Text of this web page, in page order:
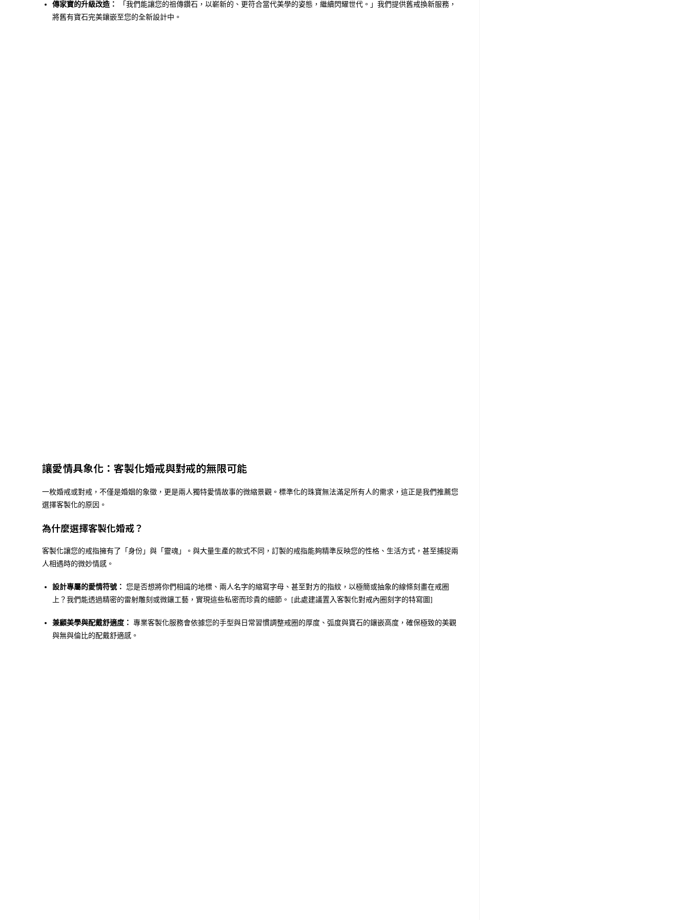
傳家寶的升級改造：
「我們能讓您的祖傳鑽石，以嶄新的、更符合當代美學的姿態，繼續閃耀世代。」我們提供舊戒換新服務，
將舊有寶石完美鑲嵌至您的全新設計中。
讓愛情具象化：客製化婚戒與對戒的無限可能
一枚婚戒或對戒，不僅是婚姻的象徵，更是兩人獨特愛情故事的微縮景觀。標準化的珠寶無法滿足所有人的需求，這正是我們推薦您
選擇客製化的原因。
為什麼選擇客製化婚戒？
客製化讓您的戒指擁有了「身份」與「靈魂」。與大量生產的款式不同，訂製的戒指能夠精準反映您的性格、生活方式，甚至捕捉兩
人相遇時的微妙情感。
設計專屬的愛情符號： 您是否想將你們相識的地標、兩人名字的縮寫字母、甚至對方的指紋，以極簡或抽象的線條刻畫在戒圈
上？我們能透過精密的雷射雕刻或微鑲工藝，實現這些私密而珍貴的細節。 [此處建議置入客製化對戒內圈刻字的特寫圖]
兼顧美學與配戴舒適度： 專業客製化服務會依據您的手型與日常習慣調整戒圈的厚度、弧度與寶石的鑲嵌高度，確保極致的美觀
與無與倫比的配戴舒適感。